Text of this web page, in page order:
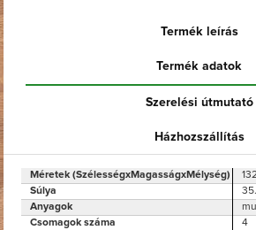
Termék leírás
Termék adatok
Szerelési útmutató
Házhozszállítás
Méretek (SzélességxMagasságxMélység)
Súlya
Anyagok
Csomagok száma
4